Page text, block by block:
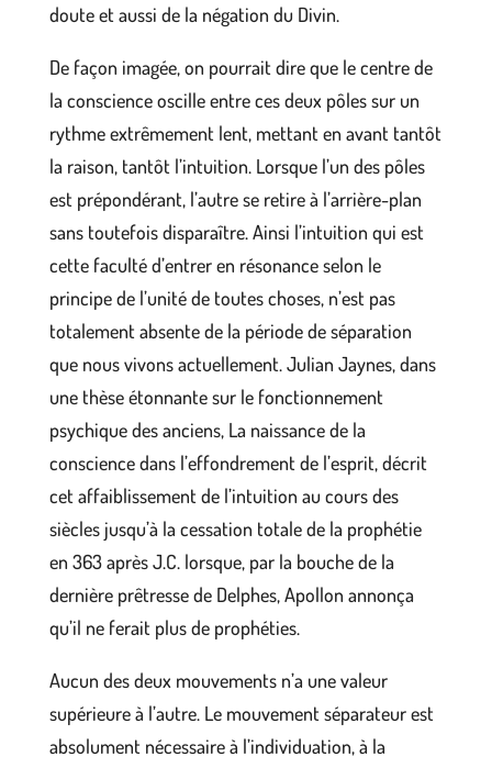
doute et aussi de la négation du Divin.
De façon imagée, on pourrait dire que le centre de
la conscience oscille entre ces deux pôles sur un
rythme extrêmement lent, mettant en avant tantôt
la raison, tantôt l’intuition. Lorsque l’un des pôles
est prépondérant, l’autre se retire à l’arrière-plan
sans toutefois disparaître. Ainsi l’intuition qui est
cette faculté d’entrer en résonance selon le
principe de l’unité de toutes choses, n’est pas
totalement absente de la période de séparation
que nous vivons actuellement. Julian Jaynes, dans
une thèse étonnante sur le fonctionnement
psychique des anciens, La naissance de la
conscience dans l’effondrement de l’esprit, décrit
cet affaiblissement de l’intuition au cours des
siècles jusqu’à la cessation totale de la prophétie
en 363 après J.C. lorsque, par la bouche de la
dernière prêtresse de Delphes, Apollon annonça
qu’il ne ferait plus de prophéties.
Aucun des deux mouvements n’a une valeur
supérieure à l’autre. Le mouvement séparateur est
absolument nécessaire à l’individuation, à la